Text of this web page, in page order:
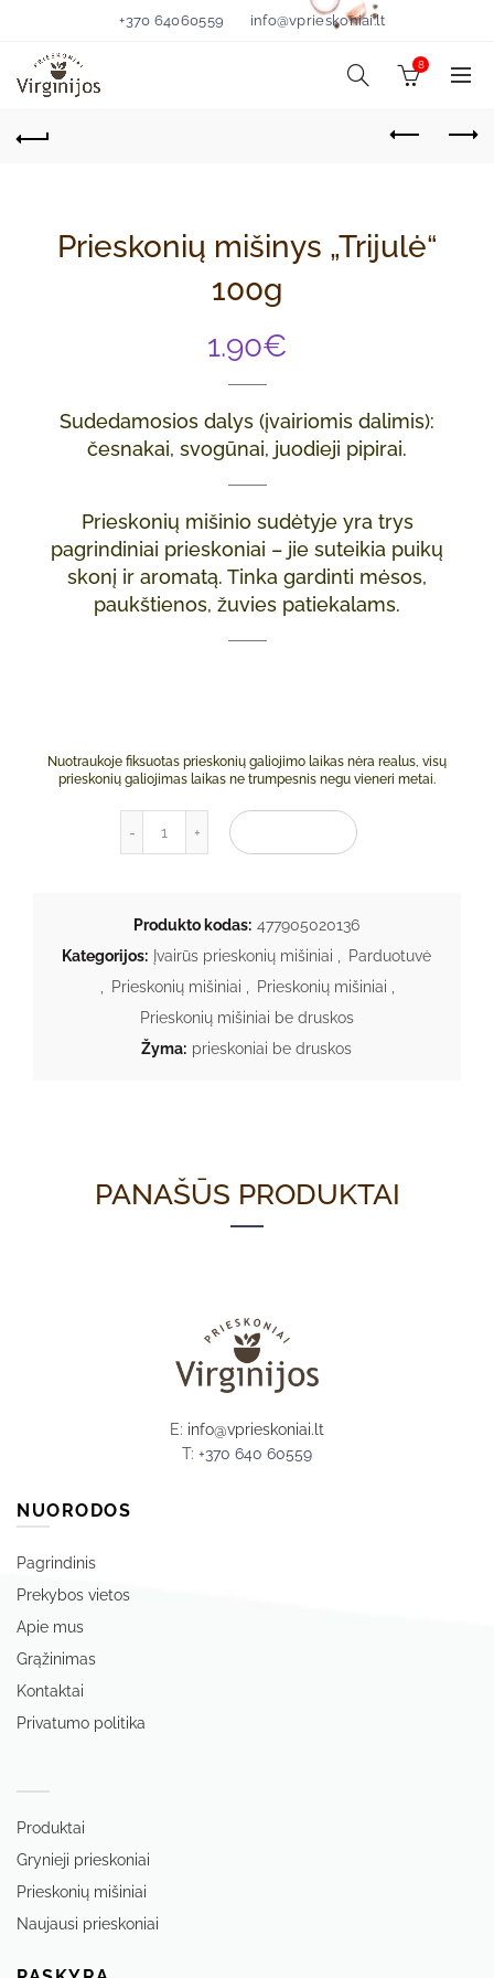
+370 64060559 info@vprieskoniai.lt
8
Prieskonių mišinys „Trijulė“
100g
1.90€
Sudedamosios dalys (įvairiomis dalimis):
česnakai, svogūnai, juodieji pipirai.
Prieskonių mišinio sudėtyje yra trys
pagrindiniai prieskoniai – jie suteikia puikų
skonį ir aromatą. Tinka gardinti mėsos,
paukštienos, žuvies patiekalams.
Nuotraukoje fiksuotas prieskonių galiojimo laikas nėra realus, visų
prieskonių galiojimas laikas ne trumpesnis negu vieneri metai.
produkto kiekis: Prieskonių mišinys „Trijulė“
Produkto kodas: 477905020136
Kategorijos: Įvairūs prieskonių mišiniai
Parduotuvė
Prieskonių mišiniai Prieskonių mišiniai
Prieskonių mišiniai be druskos
Žyma: prieskoniai be druskos
PANAŠŪS PRODUKTAI
E: info@vprieskoniai.lt
T: +370 640 60559
NUORODOS
Pagrindinis
Prekybos vietos
Apie mus
Grąžinimas
Kontaktai
Privatumo politika
Produktai
Grynieji prieskoniai
Prieskonių mišiniai
Naujausi prieskoniai